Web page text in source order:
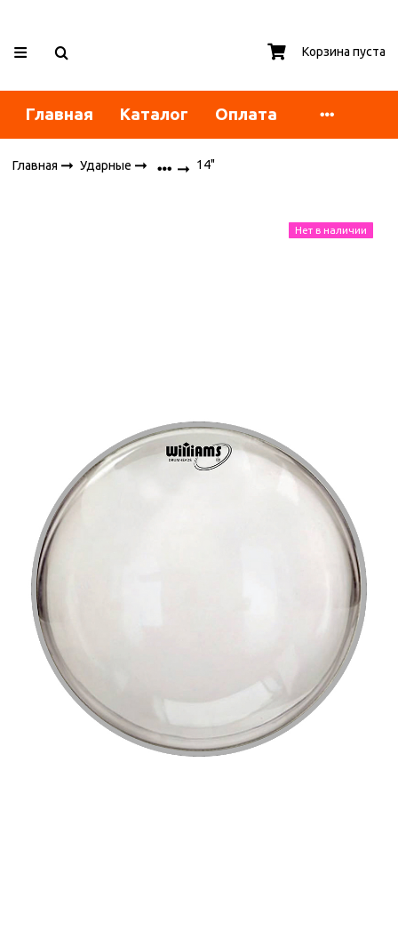
Корзина пуста
Главная Каталог Оплата
Главная Ударные 14"
Нет в наличии